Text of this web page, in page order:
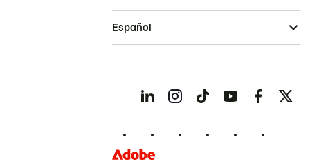
Español